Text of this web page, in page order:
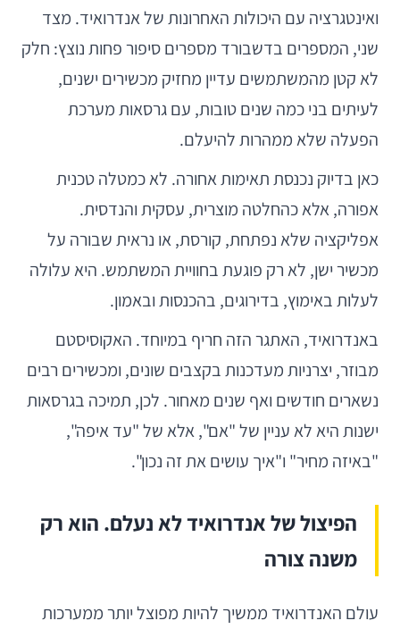
ואינטגרציה עם היכולות האחרונות של אנדרואיד. מצד
שני, המספרים בדשבורד מספרים סיפור פחות נוצץ: חלק
לא קטן מהמשתמשים עדיין מחזיק מכשירים ישנים,
לעיתים בני כמה שנים טובות, עם גרסאות מערכת
הפעלה שלא ממהרות להיעלם.
כאן בדיוק נכנסת תאימות אחורה. לא כמטלה טכנית
אפורה, אלא כהחלטה מוצרית, עסקית והנדסית.
אפליקציה שלא נפתחת, קורסת, או נראית שבורה על
מכשיר ישן, לא רק פוגעת בחוויית המשתמש. היא עלולה
לעלות באימוץ, בדירוגים, בהכנסות ובאמון.
באנדרואיד, האתגר הזה חריף במיוחד. האקוסיסטם
מבוזר, יצרניות מעדכנות בקצבים שונים, ומכשירים רבים
נשארים חודשים ואף שנים מאחור. לכן, תמיכה בגרסאות
ישנות היא לא עניין של "אם", אלא של "עד איפה",
"באיזה מחיר" ו"איך עושים את זה נכון".
הפיצול של אנדרואיד לא נעלם. הוא רק
משנה צורה
עולם האנדרואיד ממשיך להיות מפוצל יותר ממערכות